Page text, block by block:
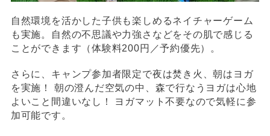
自然環境を活かした子供も楽しめるネイチャーゲーム
も実施。自然の不思議や力強さなどをその肌で感じる
ことができます（体験料200円／予約優先）。
さらに、キャンプ参加者限定で夜は焚き火、朝はヨガ
を実施！ 朝の澄んだ空気の中、森で行なうヨガは心地
よいこと間違いなし！ ヨガマット不要なので気軽に参
加可能です。